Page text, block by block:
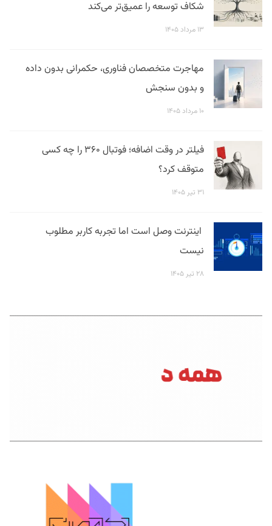
شکاف توسعه را عمیق‌تر می‌کند
۱۳ مرداد ۱۴۰۵
مهاجرت متخصصان فناوری، حکمرانی بدون داده
و بدون سنجش
۱۰ مرداد ۱۴۰۵
فیلتر در وقت اضافه؛ فوتبال ۳۶۰ را چه کسی
متوقف کرد؟
۳۱ تیر ۱۴۰۵
اینترنت وصل است اما تجربه کاربر مطلوب
نیست
۲۸ تیر ۱۴۰۵